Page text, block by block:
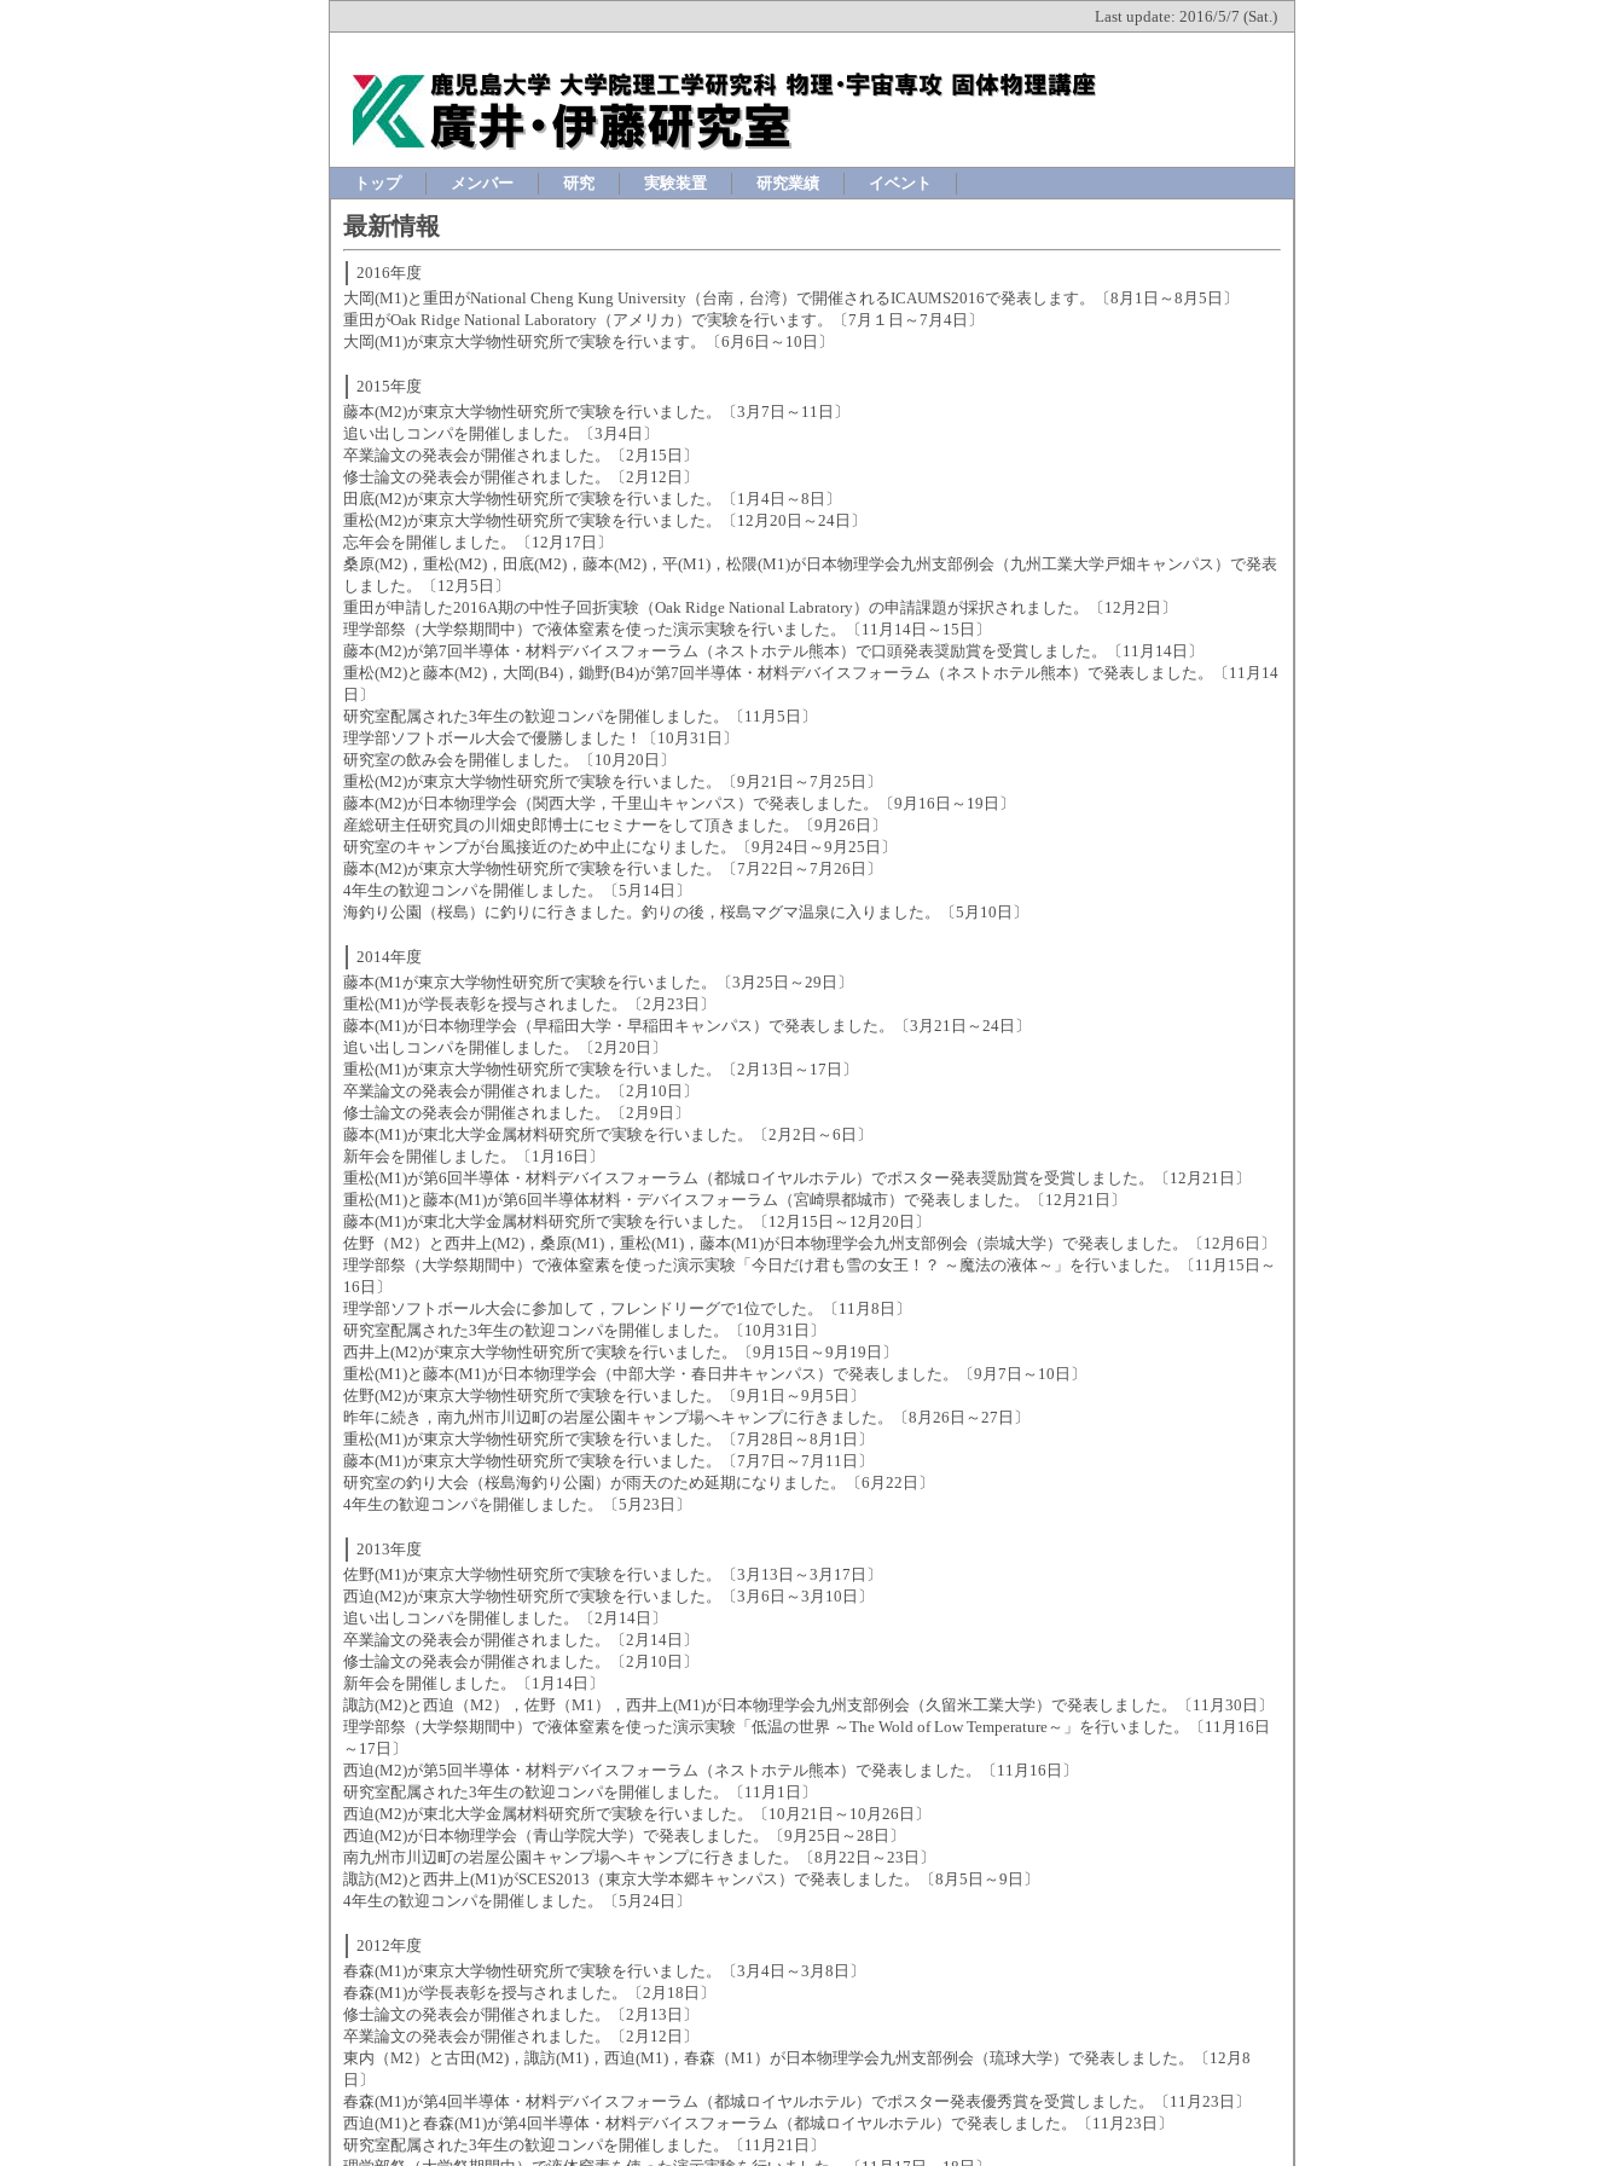
Last update: 2016/5/7 (Sat.)
トップ メンバー 研究 実験装置 研究業績 イベント
最新情報
2016年度
大岡(M1)と重田がNational Cheng Kung University（台南，台湾）で開催されるICAUMS2016で発表します。〔8月1日～8月5日〕
重田がOak Ridge National Laboratory（アメリカ）で実験を行います。〔7月１日～7月4日〕
大岡(M1)が東京大学物性研究所で実験を行います。〔6月6日～10日〕
2015年度
藤本(M2)が東京大学物性研究所で実験を行いました。〔3月7日～11日〕
追い出しコンパを開催しました。〔3月4日〕
卒業論文の発表会が開催されました。〔2月15日〕
修士論文の発表会が開催されました。〔2月12日〕
田底(M2)が東京大学物性研究所で実験を行いました。〔1月4日～8日〕
重松(M2)が東京大学物性研究所で実験を行いました。〔12月20日～24日〕
忘年会を開催しました。〔12月17日〕
桑原(M2)，重松(M2)，田底(M2)，藤本(M2)，平(M1)，松隈(M1)が日本物理学会九州支部例会（九州工業大学戸畑キャンパス）で発表
しました。〔12月5日〕
重田が申請した2016A期の中性子回折実験（Oak Ridge National Labratory）の申請課題が採択されました。〔12月2日〕
理学部祭（大学祭期間中）で液体窒素を使った演示実験を行いました。〔11月14日～15日〕
藤本(M2)が第7回半導体・材料デバイスフォーラム（ネストホテル熊本）で口頭発表奨励賞を受賞しました。〔11月14日〕
重松(M2)と藤本(M2)，大岡(B4)，鋤野(B4)が第7回半導体・材料デバイスフォーラム（ネストホテル熊本）で発表しました。〔11月14
日〕
研究室配属された3年生の歓迎コンパを開催しました。〔11月5日〕
理学部ソフトボール大会で優勝しました！〔10月31日〕
研究室の飲み会を開催しました。〔10月20日〕
重松(M2)が東京大学物性研究所で実験を行いました。〔9月21日～7月25日〕
藤本(M2)が日本物理学会（関西大学，千里山キャンパス）で発表しました。〔9月16日～19日〕
産総研主任研究員の川畑史郎博士にセミナーをして頂きました。〔9月26日〕
研究室のキャンプが台風接近のため中止になりました。〔9月24日～9月25日〕
藤本(M2)が東京大学物性研究所で実験を行いました。〔7月22日～7月26日〕
4年生の歓迎コンパを開催しました。〔5月14日〕
海釣り公園（桜島）に釣りに行きました。釣りの後，桜島マグマ温泉に入りました。〔5月10日〕
2014年度
藤本(M1が東京大学物性研究所で実験を行いました。〔3月25日～29日〕
重松(M1)が学長表彰を授与されました。〔2月23日〕
藤本(M1)が日本物理学会（早稲田大学・早稲田キャンパス）で発表しました。〔3月21日～24日〕
追い出しコンパを開催しました。〔2月20日〕
重松(M1)が東京大学物性研究所で実験を行いました。〔2月13日～17日〕
卒業論文の発表会が開催されました。〔2月10日〕
修士論文の発表会が開催されました。〔2月9日〕
藤本(M1)が東北大学金属材料研究所で実験を行いました。〔2月2日～6日〕
新年会を開催しました。〔1月16日〕
重松(M1)が第6回半導体・材料デバイスフォーラム（都城ロイヤルホテル）でポスター発表奨励賞を受賞しました。〔12月21日〕
重松(M1)と藤本(M1)が第6回半導体材料・デバイスフォーラム（宮崎県都城市）で発表しました。〔12月21日〕
藤本(M1)が東北大学金属材料研究所で実験を行いました。〔12月15日～12月20日〕
佐野（M2）と西井上(M2)，桑原(M1)，重松(M1)，藤本(M1)が日本物理学会九州支部例会（崇城大学）で発表しました。〔12月6日〕
理学部祭（大学祭期間中）で液体窒素を使った演示実験「今日だけ君も雪の女王！？ ～魔法の液体～」を行いました。〔11月15日～
16日〕
理学部ソフトボール大会に参加して，フレンドリーグで1位でした。〔11月8日〕
研究室配属された3年生の歓迎コンパを開催しました。〔10月31日〕
西井上(M2)が東京大学物性研究所で実験を行いました。〔9月15日～9月19日〕
重松(M1)と藤本(M1)が日本物理学会（中部大学・春日井キャンパス）で発表しました。〔9月7日～10日〕
佐野(M2)が東京大学物性研究所で実験を行いました。〔9月1日～9月5日〕
昨年に続き，南九州市川辺町の岩屋公園キャンプ場へキャンプに行きました。〔8月26日～27日〕
重松(M1)が東京大学物性研究所で実験を行いました。〔7月28日～8月1日〕
藤本(M1)が東京大学物性研究所で実験を行いました。〔7月7日～7月11日〕
研究室の釣り大会（桜島海釣り公園）が雨天のため延期になりました。〔6月22日〕
4年生の歓迎コンパを開催しました。〔5月23日〕
2013年度
佐野(M1)が東京大学物性研究所で実験を行いました。〔3月13日～3月17日〕
西迫(M2)が東京大学物性研究所で実験を行いました。〔3月6日～3月10日〕
追い出しコンパを開催しました。〔2月14日〕
卒業論文の発表会が開催されました。〔2月14日〕
修士論文の発表会が開催されました。〔2月10日〕
新年会を開催しました。〔1月14日〕
諏訪(M2)と西迫（M2），佐野（M1），西井上(M1)が日本物理学会九州支部例会（久留米工業大学）で発表しました。〔11月30日〕
理学部祭（大学祭期間中）で液体窒素を使った演示実験「低温の世界 ～The Wold of Low Temperature～」を行いました。〔11月16日
～17日〕
西迫(M2)が第5回半導体・材料デバイスフォーラム（ネストホテル熊本）で発表しました。〔11月16日〕
研究室配属された3年生の歓迎コンパを開催しました。〔11月1日〕
西迫(M2)が東北大学金属材料研究所で実験を行いました。〔10月21日～10月26日〕
西迫(M2)が日本物理学会（青山学院大学）で発表しました。〔9月25日～28日〕
南九州市川辺町の岩屋公園キャンプ場へキャンプに行きました。〔8月22日～23日〕
諏訪(M2)と西井上(M1)がSCES2013（東京大学本郷キャンパス）で発表しました。〔8月5日～9日〕
4年生の歓迎コンパを開催しました。〔5月24日〕
2012年度
春森(M1)が東京大学物性研究所で実験を行いました。〔3月4日～3月8日〕
春森(M1)が学長表彰を授与されました。〔2月18日〕
修士論文の発表会が開催されました。〔2月13日〕
卒業論文の発表会が開催されました。〔2月12日〕
東内（M2）と古田(M2)，諏訪(M1)，西迫(M1)，春森（M1）が日本物理学会九州支部例会（琉球大学）で発表しました。〔12月8
日〕
春森(M1)が第4回半導体・材料デバイスフォーラム（都城ロイヤルホテル）でポスター発表優秀賞を受賞しました。〔11月23日〕
西迫(M1)と春森(M1)が第4回半導体・材料デバイスフォーラム（都城ロイヤルホテル）で発表しました。〔11月23日〕
研究室配属された3年生の歓迎コンパを開催しました。〔11月21日〕